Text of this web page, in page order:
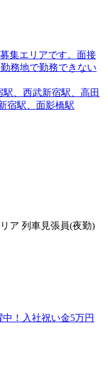
集エリアです。面接
務地で勤務できない
、西武新宿駅、高田
宿駅、面影橋駅
ア 列車見張員(夜勤)
！入社祝い金5万円